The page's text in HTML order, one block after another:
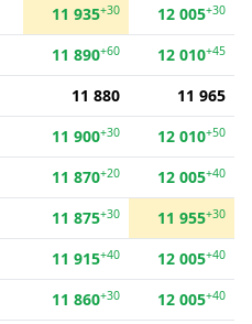
11 935+30 12 005+30
11 890+60 12 010+45
11 880
11 965
11 900+30 12 010+50
11 870+20 12 005+40
11 875+30 11 955+30
11 915+40 12 005+40
11 860+30 12 005+40